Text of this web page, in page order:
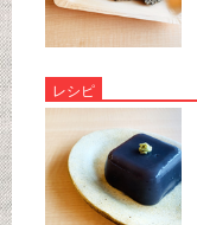
レシピ